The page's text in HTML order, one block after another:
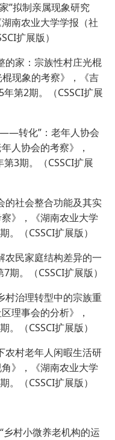
”拟制亲属现象研究
南农业大学学报（社
扩展版）
的家：宗族性村庄光棍
现象的考察》，《吉
第2期。（CSSCI扩展
转化”：老年人协会
人协会的考察》，
3期。（CSSCI扩展
的社会整合功能及其实
》，《湖南农业大学
（CSSCI扩展版）
农民家庭结构差异的一
。（CSSCI扩展版）
村治理转型中的宗族重
理事会的分析》，
。（CSSCI扩展版）
农村老年人闲暇生活研
》，《湖南农业大学
（CSSCI扩展版）
村小微养老机构的运